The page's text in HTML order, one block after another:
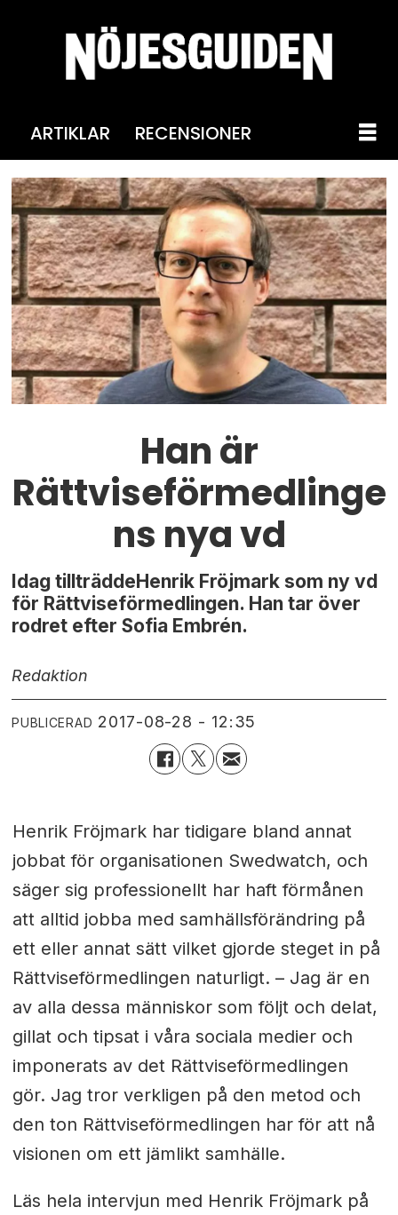
ARTIKLAR RECENSIONER
Han är
Rättviseförmedlinge
ns nya vd
Idag tillträddeHenrik Fröjmark som ny vd
för Rättviseförmedlingen. Han tar över
rodret efter Sofia Embrén.
Redaktion
PUBLICERAD 2017-08-28 - 12:35
Henrik Fröjmark har tidigare bland annat
jobbat för organisationen Swedwatch, och
säger sig professionellt har haft förmånen
att alltid jobba med samhällsförändring på
ett eller annat sätt vilket gjorde steget in på
Rättviseförmedlingen naturligt. – Jag är en
av alla dessa människor som följt och delat,
gillat och tipsat i våra sociala medier och
imponerats av det Rättviseförmedlingen
gör. Jag tror verkligen på den metod och
den ton Rättviseförmedlingen har för att nå
visionen om ett jämlikt samhälle.
Läs hela intervjun med Henrik Fröjmark på